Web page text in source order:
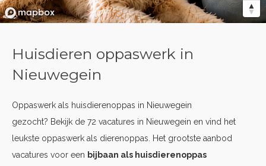
Huisdieren oppaswerk in
Nieuwegein
Oppaswerk als huisdierenoppas in Nieuwegein
gezocht? Bekijk de 72 vacatures in Nieuwegein en vind het
leukste oppaswerk als dierenoppas. Het grootste aanbod
vacatures voor een bijbaan als huisdierenoppas